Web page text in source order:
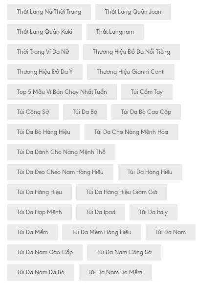
Thắt Lưng Nữ Thời Trang Thắt Lưng Quần Jean
Thắt Lưng Quần Kaki Thắt Lưngnam
Thời Trang Ví Da Nữ Thương Hiệu Đồ Da Nổi Tiếng
Thương Hiệu Đồ Da Ý Thương Hiệu Gianni Conti
Top 5 Mẫu Ví Bán Chạy Nhất Tuần Túi Cầm Tay
Túi Công Sở Túi Da Bò Túi Da Bò Cao Cấp
Túi Da Bò Hàng Hiệu Túi Da Cho Nàng Mệnh Hỏa
Túi Da Dành Cho Nàng Mệnh Thổ
Túi Da Đeo Chéo Nam Hàng Hiệu Túi Da Hàng Hiêu
Túi Da Hàng Hiệu Túi Da Hàng Hiệu Giảm Giá
Túi Da Hợp Mệnh Túi Da Ipad Túi Da Italy
Túi Da Mềm Túi Da Mềm Hàng Hiệu Túi Da Nam
Túi Da Nam Cao Cấp Túi Da Nam Công Sở
Túi Da Nam Da Bò Túi Da Nam Da Mềm